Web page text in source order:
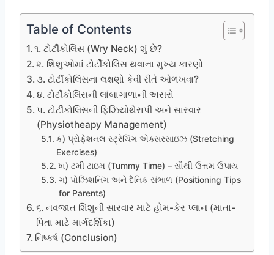
Table of Contents
૧. ટોર્ટીકોલિસ (Wry Neck) શું છે?
૨. શિશુઓમાં ટોર્ટીકોલિસ થવાના મુખ્ય કારણો
૩. ટોર્ટીકોલિસના લક્ષણો કેવી રીતે ઓળખવા?
૪. ટોર્ટીકોલિસની લાંબાગાળાની અસરો
૫. ટોર્ટીકોલિસની ફિઝિયોથેરાપી અને સારવાર
(Physiotheapy Management)
ક) પ્રોફેશનલ સ્ટ્રેચિંગ એક્સરસાઇઝ (Stretching
Exercises)
ખ) ટમી ટાઇમ (Tummy Time) – સૌથી ઉત્તમ ઉપાય
ગ) પોઝિશનિંગ અને દૈનિક સંભાળ (Positioning Tips
for Parents)
૬. નવજાત શિશુની સારવાર માટે હોમ-કેર પ્લાન (માતા-
પિતા માટે માર્ગદર્શિકા)
નિષ્કર્ષ (Conclusion)